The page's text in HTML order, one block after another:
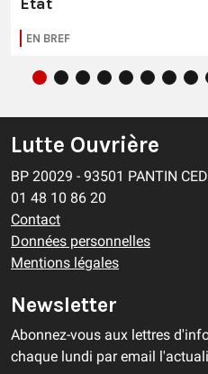
EN BREF
Lutte Ouvrière
BP 20029 - 93501 PANTIN
01 48 10 86 20
Contact
Données personnelles
Mentions légales
Newsletter
Abonnez-vous aux lettres
chaque lundi par email